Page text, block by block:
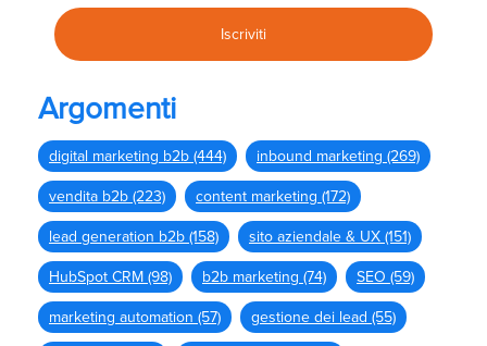
Argomenti
digital marketing b2b (444) inbound marketing (269)
vendita b2b (223) content marketing (172)
lead generation b2b (158) sito aziendale & UX (151)
HubSpot CRM (98) b2b marketing (74) SEO (59)
marketing automation (57) gestione dei lead (55)